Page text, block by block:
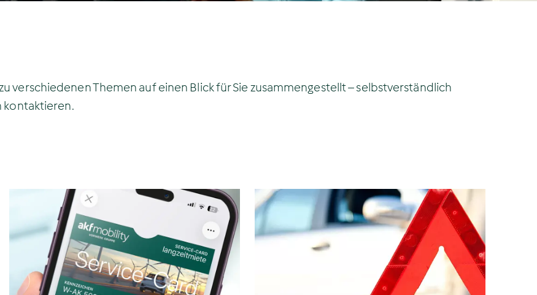
verschiedenen Themen auf einen Blick für Sie zusammengestellt – selbstverständlich
kontaktieren.